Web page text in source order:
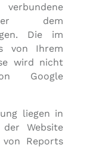
dem
Die im
von Ihrem
wird nicht
Google
liegen in
Website
Reports